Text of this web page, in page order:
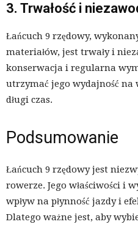
3. Trwałość i
Łańcuch 9 rzędowy,
materiałów, jest trwały i
konserwacja i regularna
utrzymać jego wydajność na
długi czas.
Podsumowanie
Łańcuch 9 rzędowy jest
rowerze. Jego właściwości i
wpływ na płynność jazdy i
Dlatego ważne jest, aby